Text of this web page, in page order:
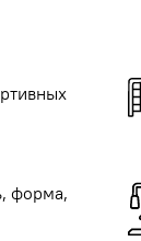
форма,